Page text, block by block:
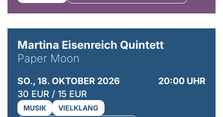
Martina Eisenreich Quintett
Paper Moon
SO., 18. OKTOBER 2026
20:00 UHR
30 EUR / 15 EUR
MUSIK
VIELKLANG